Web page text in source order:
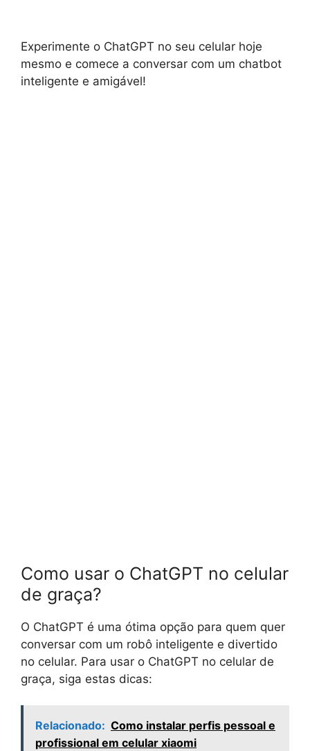
Experimente o ChatGPT no seu celular hoje
mesmo e comece a conversar com um chatbot
inteligente e amigável!
Como usar o ChatGPT no celular
de graça?
O ChatGPT é uma ótima opção para quem quer
conversar com um robô inteligente e divertido
no celular. Para usar o ChatGPT no celular de
graça, siga estas dicas:
Relacionado: Como instalar perfis pessoal e
profissional em celular xiaomi